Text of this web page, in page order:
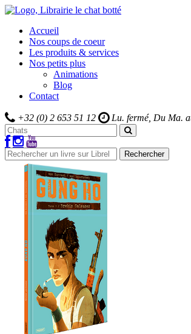
Accueil
Nos coups de coeur
Les produits & services
Nos petits plus
Animations
Blog
Contact
+32 (0) 2 653 51 12 Lu. fermé, Du Ma.
Rechercher